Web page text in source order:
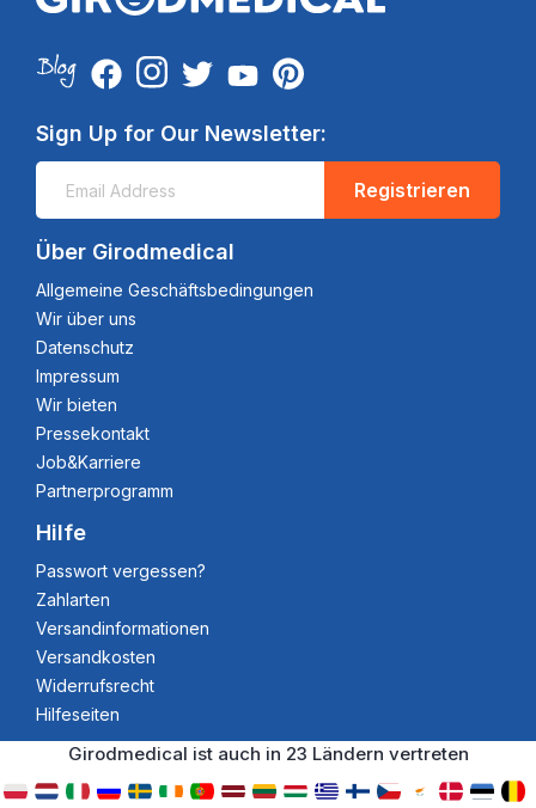
Sign Up for Our Newsletter:
Registrieren
Über Girodmedical
Allgemeine Geschäftsbedingungen
Wir über uns
Datenschutz
Impressum
Wir bieten
Pressekontakt
Job&Karriere
Partnerprogramm
Hilfe
Passwort vergessen?
Zahlarten
Versandinformationen
Versandkosten
Widerrufsrecht
Hilfeseiten
Girodmedical ist auch in 23 Ländern vertreten